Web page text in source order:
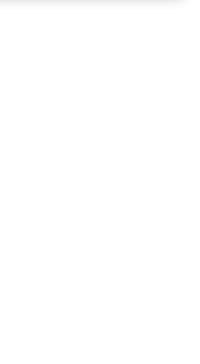
à bûches
tracteur